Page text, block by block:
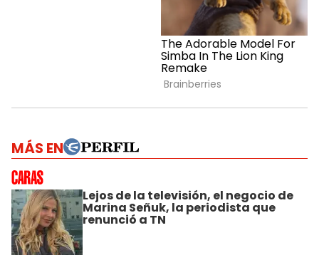
MÁS EN
Lejos de la televisión, el negocio de
Marina Señuk, la periodista que
renunció a TN